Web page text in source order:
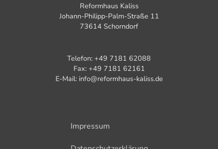
Reformhaus Kaliss
Johann-Philipp-Palm-Straße 11
73614 Schorndorf
Telefon: +49 7181 62088
Fax: +49 7181 62161
E-Mail: info@reformhaus-kaliss.de
Impressum